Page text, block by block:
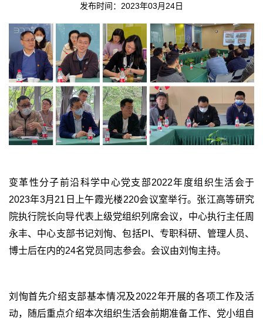
发布时间：2023年03月24日
变革性分子前沿科学中心党支部2022年度组织生活会于
2023年3月 21 日上午霞光楼220会议室举行。张江高等研究
院执行院长向导代表上级党组织列席会议，中心执行主任周
永丰、中心支部书记刘恂、包括PI 、专职科研、管理人员、
博士后在内的24名党员同志参会。会议由刘恂主持。
刘恂首先介绍支部基本情况及2022年开展的各项工作及活
动，随后重点介绍本次组织生活会前期准备工作、党小组自